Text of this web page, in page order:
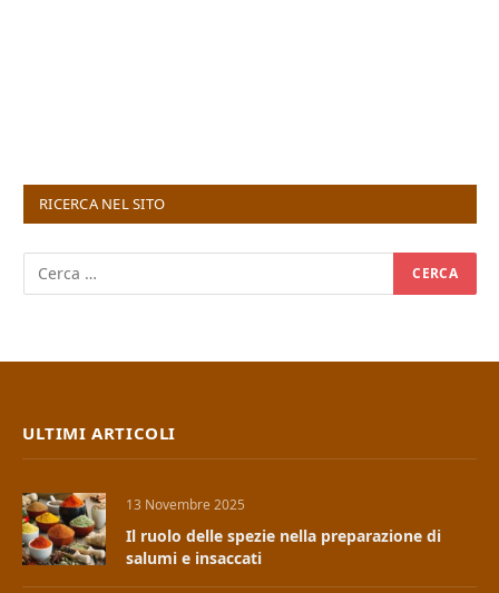
RICERCA NEL SITO
ULTIMI ARTICOLI
13 Novembre 2025
Il ruolo delle spezie nella preparazione di
salumi e insaccati